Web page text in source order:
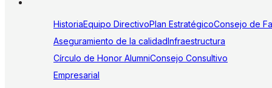
HistoriaEquipo DirectivoPlan EstratégicoConsejo de
Aseguramiento de la calidadInfraestructura
Círculo de Honor AlumniConsejo Consultivo
Empresarial